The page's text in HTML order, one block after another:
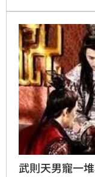
武則天男寵一